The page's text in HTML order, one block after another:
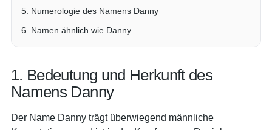
5. Numerologie des Namens Danny
6. Namen ähnlich wie Danny
1. Bedeutung und Herkunft des
Namens Danny
Der Name Danny trägt überwiegend männliche